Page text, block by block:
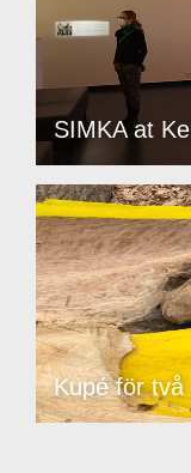
SIMKA at
Kupé för två